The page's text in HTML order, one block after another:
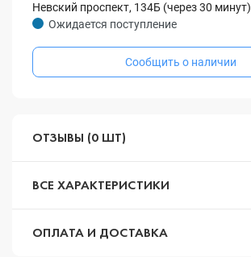
Невский проспект, 134Б (через 30 минут)
Ожидается поступление
Сообщить о наличии
ОТЗЫВЫ (0 ШТ)
ВСЕ ХАРАКТЕРИСТИКИ
ОПЛАТА И ДОСТАВКА